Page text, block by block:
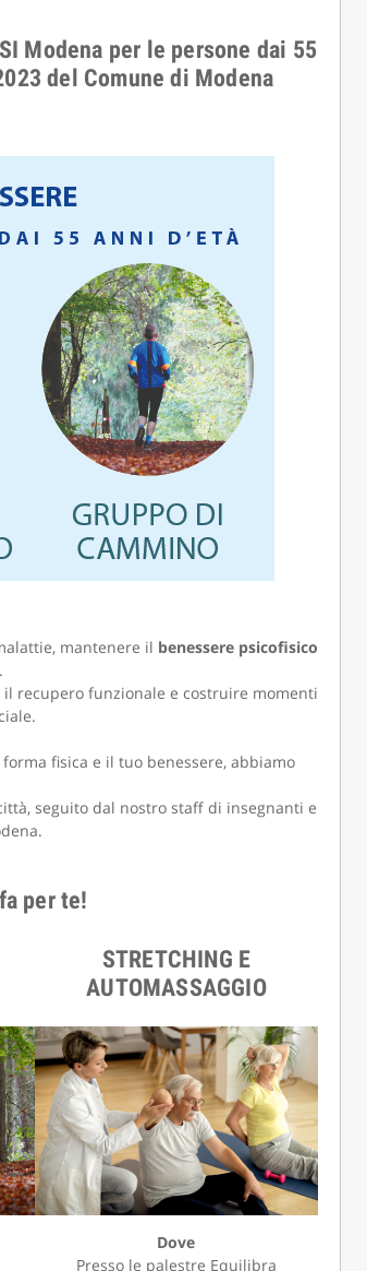
Modena per le persone dai 55
del Comune di Modena
mantenere il benessere psicofisico
.
recupero funzionale e costruire momenti
fisica e il tuo benessere, abbiamo
seguito dal nostro staff di insegnanti e
per te!
STRETCHING E
AUTOMASSAGGIO
Dove
Presso le palestre Equilibra
CAMOLA SNC